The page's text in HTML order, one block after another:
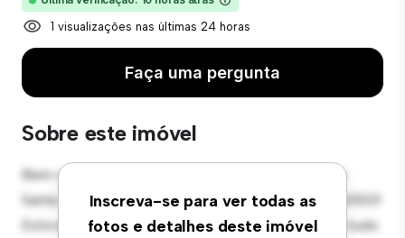
1 visualizações nas últimas 24 horas
Faça uma pergunta
Sobre este imóvel
Inscreva-se para ver todas as
fotos e detalhes deste imóvel
Bem-vindo ao seu novo estúdio aconchegante em
Santa Efigênia, Belo Horizonte, Minas Gerais, 30260120!
Este espaço de vida estiloso e compacto oferece tudo